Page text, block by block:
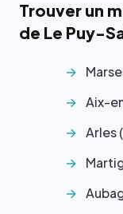
Trouver un
de Le Puy-
Aix-
Arles